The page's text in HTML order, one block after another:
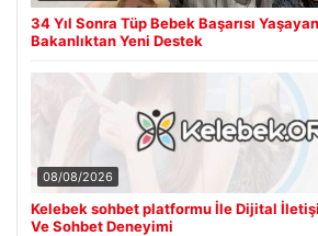
34 Yıl Sonra Tüp Bebek Başarısı
Bakanlıktan Yeni Destek
08/08/2026
Kelebek sohbet platformu İle Dijital
Ve Sohbet Deneyimi